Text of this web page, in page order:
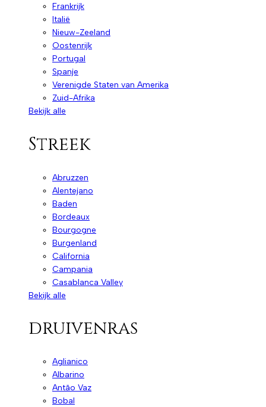
Frankrijk
Italië
Nieuw-Zeeland
Oostenrijk
Portugal
Spanje
Verenigde Staten van Amerika
Zuid-Afrika
Bekijk alle
Streek
Abruzzen
Alentejano
Baden
Bordeaux
Bourgogne
Burgenland
California
Campania
Casablanca Valley
Bekijk alle
druivenras
Aglianico
Albarino
Antão Vaz
Bobal